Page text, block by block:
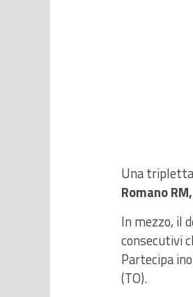
Una
Romano
In mezzo, il
consecutivi
Partecipa
(TO).